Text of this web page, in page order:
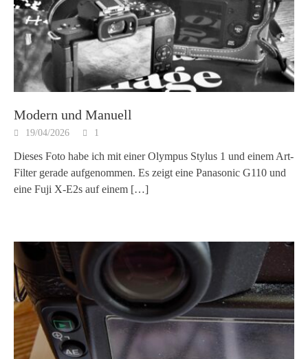
Modern und Manuell
19/04/2026 1
Dieses Foto habe ich mit einer Olympus Stylus 1 und einem Art-
Filter gerade aufgenommen. Es zeigt eine Panasonic G110 und
eine Fuji X-E2s auf einem […]